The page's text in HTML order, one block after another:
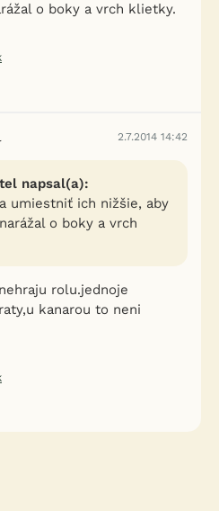
o boky a vrch klietky.
2.7.2014 14:42
napsal(a):
umiestniť ich nižšie, aby
o boky a vrch
rolu.jednoje
kanarou to neni